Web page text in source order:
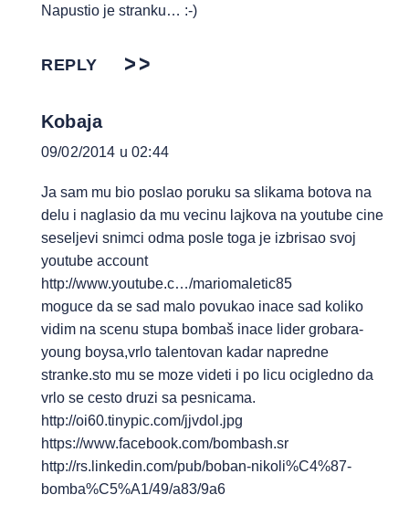
Napustio je stranku… :-)
REPLY
Kobaja
09/02/2014 u 02:44
Ja sam mu bio poslao poruku sa slikama botova na
delu i naglasio da mu vecinu lajkova na youtube cine
seseljevi snimci odma posle toga je izbrisao svoj
youtube account
http://www.youtube.c…/mariomaletic85
moguce da se sad malo povukao inace sad koliko
vidim na scenu stupa bombaš inace lider grobara-
young boysa,vrlo talentovan kadar napredne
stranke.sto mu se moze videti i po licu ocigledno da
vrlo se cesto druzi sa pesnicama.
http://oi60.tinypic.com/jjvdol.jpg
https://www.facebook.com/bombash.sr
http://rs.linkedin.com/pub/boban-nikoli%C4%87-
bomba%C5%A1/49/a83/9a6